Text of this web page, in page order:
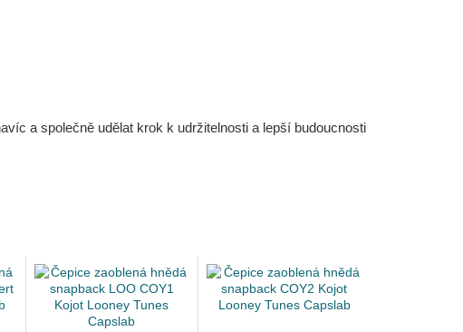
a společně udělat krok k udržitelnosti a lepší budoucnosti